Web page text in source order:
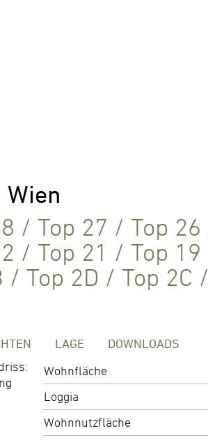
/ Top 27 / Top 26
/ Top 21 / Top 19
/ Top 2D / Top 2C /
LAGE
DOWNLOADS
Wohnfläche
Loggia
Wohnnutzfläche